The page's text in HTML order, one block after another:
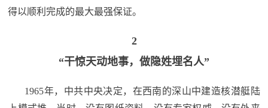
防
库
雄
模
得以顺利完成的最大最强保证。
2
“干惊天动地事， 做隐姓埋名人”
1965年，中共中央决定，在西南的深山中建造核潜艇陆